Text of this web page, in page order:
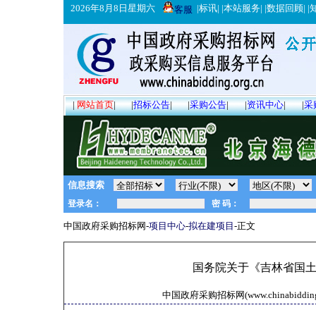
2026年8月8日星期六 客服 |标讯| |本站服务| |数据回顾| |
|网站首页| |招标公告| |采购公告| |资讯中心| |采
信息搜索
中国政府采购招标网-项目中心-拟在建项目 -正文
国务院关于《吉林省国
中国政府采购招标网